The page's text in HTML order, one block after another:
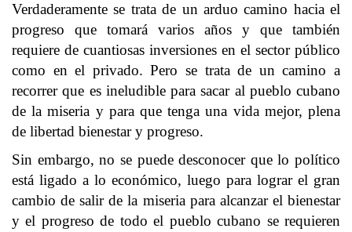
Verdaderamente se trata de un arduo camino hacia el
progreso que tomará varios años y que también
requiere de cuantiosas inversiones en el sector público
como en el privado. Pero se trata de un camino a
recorrer que es ineludible para sacar al pueblo cubano
de la miseria y para que tenga una vida mejor, plena
de libertad bienestar y progreso.
Sin embargo, no se puede desconocer que lo político
está ligado a lo económico, luego para lograr el gran
cambio de salir de la miseria para alcanzar el bienestar
y el progreso de todo el pueblo cubano se requieren